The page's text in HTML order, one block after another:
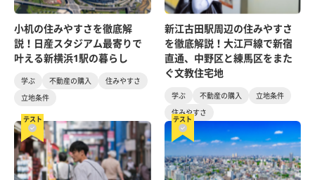
小机の住みやすさを徹底解
説！日産スタジアム最寄りで
叶える新横浜1駅の暮らし
学ぶ 不動産の購入
住みやすさ
立地条件
新江古田駅周辺の住みやすさ
を徹底解説！大江戸線で新宿
直通、中野区と練馬区をまた
ぐ文教住宅地
学ぶ 不動産の購入
立地条件
住みやすさ
テスト テスト